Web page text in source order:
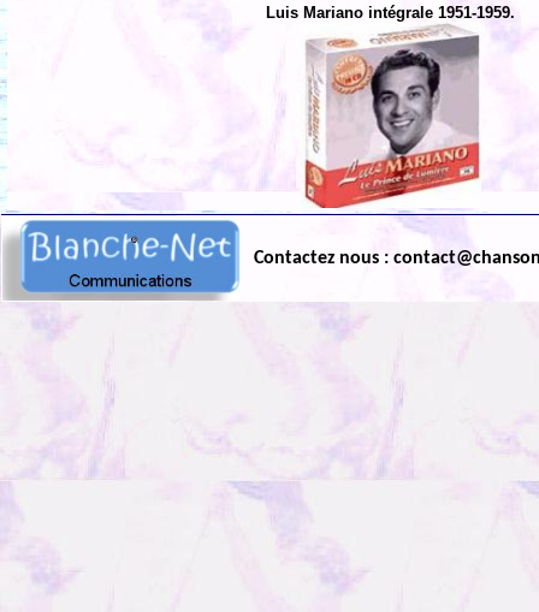
Luis Mariano intégrale 1951-1959.
Contactez nous :